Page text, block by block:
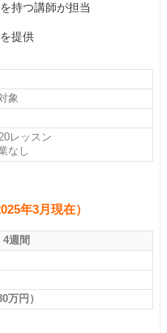
持つ講師が担当
提供
象
レッスン
なし
年3月現在）
4週間
万円）